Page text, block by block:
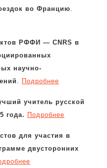
во Францию.
РФФИ — CNRS в
научно-
. Подробнее
учитель русской
года. Подробнее
для участия в
двусторонних